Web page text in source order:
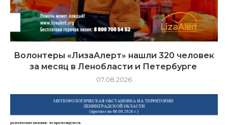
Волонтеры «ЛизаАлерт» нашли 320 человек
за месяц в Ленобласти и Петербурге
07.08.2026